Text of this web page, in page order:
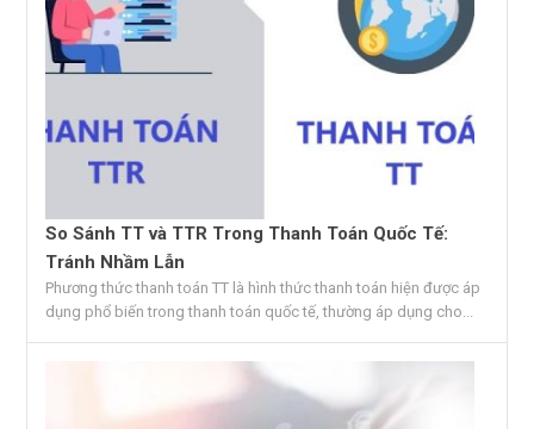
So Sánh TT và TTR Trong Thanh Toán Quốc Tế:
Tránh Nhầm Lẫn
Phương thức thanh toán TT là hình thức thanh toán hiện được áp
dụng phổ biến trong thanh toán quốc tế, thường áp dụng cho...